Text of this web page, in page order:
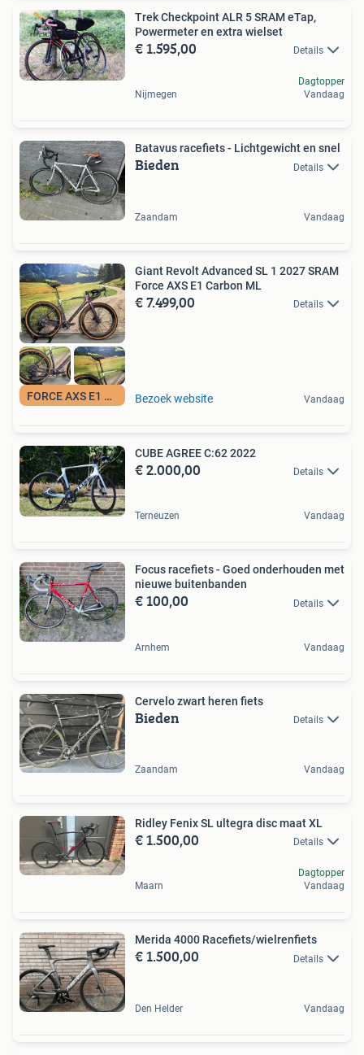
Trek Checkpoint ALR 5 SRAM eTap,
Powermeter en extra wielset
€ 1.595,00 Details
Nijmegen
Dagtopper
Vandaag
Batavus racefiets - Lichtgewicht en snel
Bieden Details
Zaandam Vandaag
FORCE AXS E1 7499
Giant Revolt Advanced SL 1 2027 SRAM
Force AXS E1 Carbon ML
€ 7.499,00 Details
Bezoek website Vandaag
CUBE AGREE C:62 2022
€ 2.000,00 Details
Terneuzen Vandaag
Focus racefiets - Goed onderhouden met
nieuwe buitenbanden
€ 100,00 Details
Arnhem Vandaag
Cervelo zwart heren fiets
Bieden Details
Zaandam Vandaag
Ridley Fenix SL ultegra disc maat XL
€ 1.500,00 Details
Maarn
Dagtopper
Vandaag
Merida 4000 Racefiets/wielrenfiets
€ 1.500,00 Details
Den Helder Vandaag